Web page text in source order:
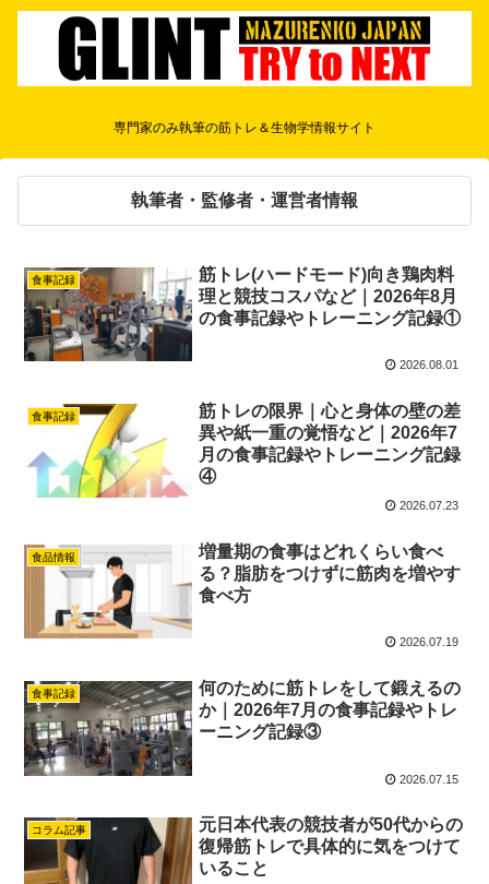
専門家のみ執筆の筋トレ＆生物学情報サイト
執筆者・監修者・運営者情報
食事記録
筋トレ(ハードモード)向き鶏肉料
理と競技コスパなど｜2026年8月
の食事記録やトレーニング記録①
2026.08.01
食事記録
筋トレの限界｜心と身体の壁の差
異や紙一重の覚悟など｜2026年7
月の食事記録やトレーニング記録
④
2026.07.23
食品情報
増量期の食事はどれくらい食べ
る？脂肪をつけずに筋肉を増やす
食べ方
2026.07.19
食事記録
何のために筋トレをして鍛えるの
か｜2026年7月の食事記録やトレ
ーニング記録③
2026.07.15
コラム記事
元日本代表の競技者が50代からの
復帰筋トレで具体的に気をつけて
いること